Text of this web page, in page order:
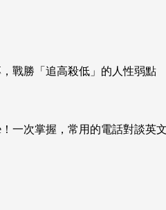
戰勝「追高殺低」的人性弱點
！一次掌握，常用的電話對談英文